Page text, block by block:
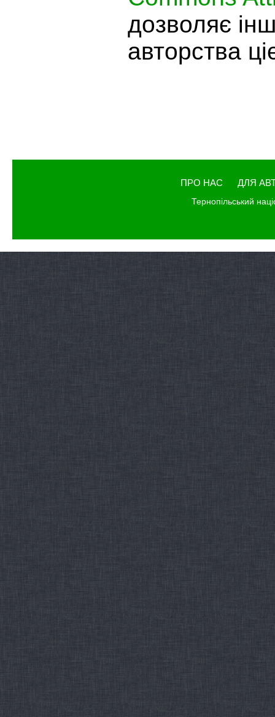
дозволяє
авторства
ПРО НАС ДЛЯ
Тернопільський